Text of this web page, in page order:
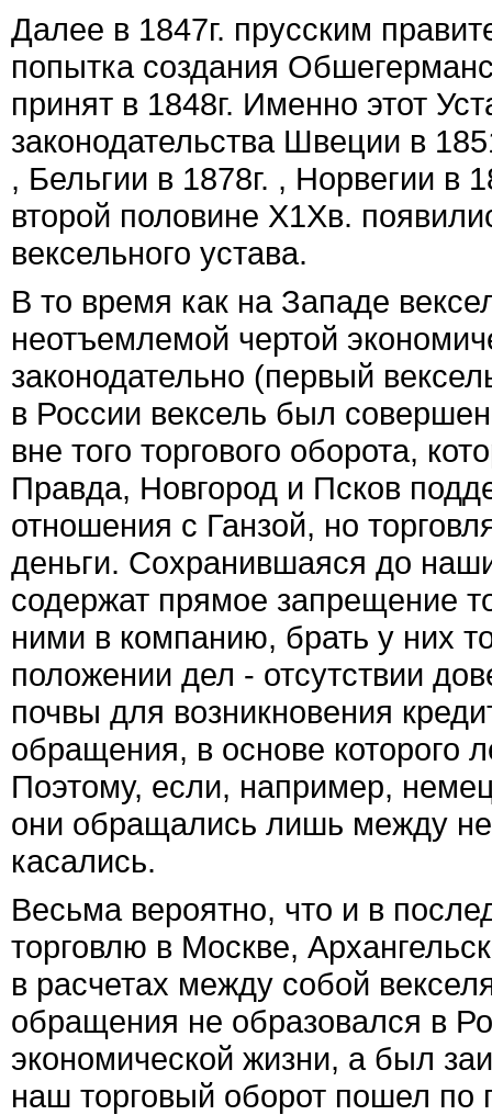
Далее в 1847г. прусским
попытка создания
принят в 1848г. Именно этот
законодательства Швеции в
, Бельгии в 1878г. , Норвегии в
второй половине Х1Хв.
вексельного устава.
В то время как на Западе
неотъемлемой чертой
законодательно (первый
в России вексель был
вне того торгового оборота,
Правда, Новгород и Псков
отношения с Ганзой, но
деньги. Сохранившаяся до
содержат прямое запрещение
ними в компанию, брать у них
положении дел - отсутствии
почвы для возникновения
обращения, в основе которого
Поэтому, если, например,
они обращались лишь между
касались.
Весьма вероятно, что и в
торговлю в Москве,
в расчетах между собой
обращения не образовался в
экономической жизни, а был
наш торговый оборот пошел по